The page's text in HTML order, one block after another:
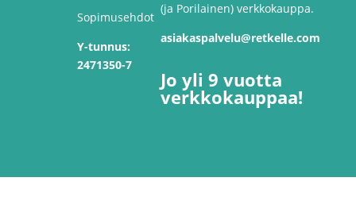
Sopimusehdot
Y-tunnus:
2471350-7
(ja Porilainen) verkkokauppa.
asiakaspalvelu@retkelle.com
Jo yli 9 vuotta
verkkokauppaa!